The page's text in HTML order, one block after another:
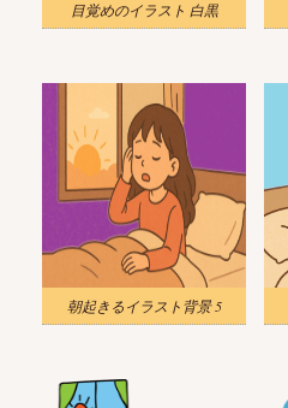
目覚めのイラスト 白黒
朝起きるイラスト背景 5